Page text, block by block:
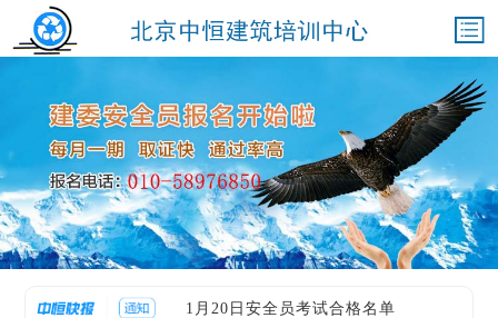
1月20日安全员考试合格名单
2026年第三期建委八大员火热报名中
1月20日安全员考试合格名单